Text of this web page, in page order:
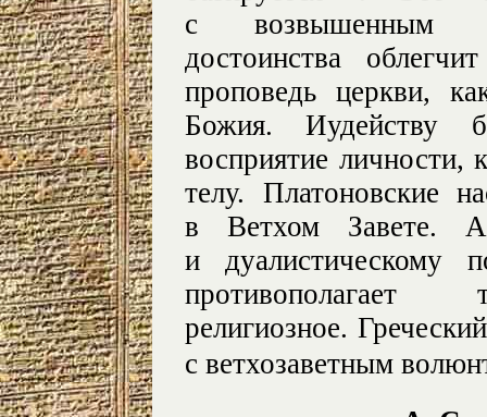
с возвышенным
достоинства
проповедь церкви,
Божия. Иудейству
восприятие личности,
телу. Платоновские
в Ветхом Завете.
и дуалистическому
противополагает
религиозное.
с ветхозаветным